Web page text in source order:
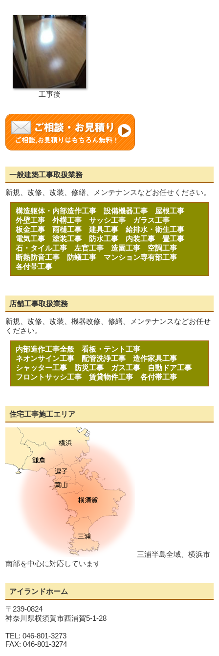
工事後
一般建築工事取扱業務
新規、改修、改装、修繕、メンテナンスなどお任せください。
構造躯体・内部造作工事設備機器工事 屋根工事
外壁工事外構工事サッシ工事 ガラス工事
板金工事雨樋工事建具工事給排水・衛生工事
電気工事塗装工事 防水工事 内装工事畳工事
石・タイル工事左官工事造園工事 空調工事
断熱防音工事
防蟻工事 マンション専有部工事
各付帯工事
店舗工事取扱業務
新規、改修、改装、機器改修、修繕、メンテナンスなどお任せ
ください。
内部造作工事全般看板・テント工事
ネオンサイン工事配管洗浄工事造作家具工事
シャッター工事
防災工事 ガス工事
自動ドア工事
フロントサッシ工事賃貸物件工事各付帯工事
住宅工事施工エリア
三浦半島全域、横浜市
南部を中心に対応しています
アイランドホーム
〒239-0824
神奈川県横須賀市西浦賀5-1-28
TEL: 046-801-3273
FAX: 046-801-3274